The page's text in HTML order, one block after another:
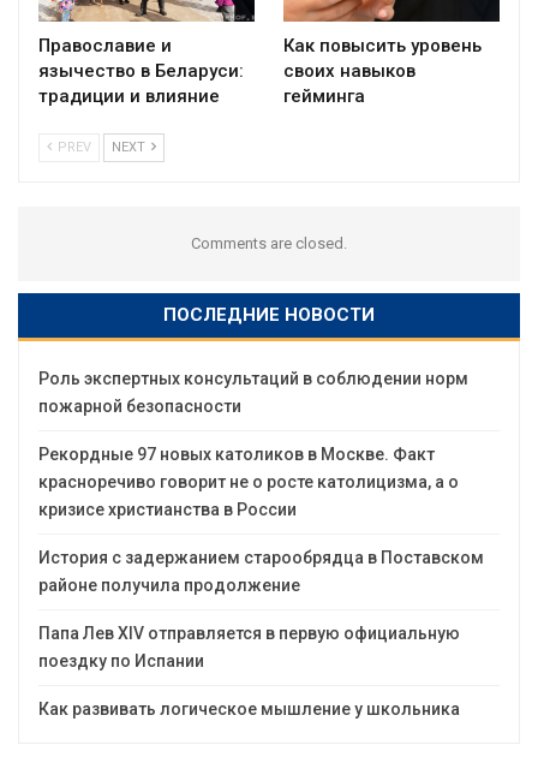
Православие и
язычество в Беларуси:
традиции и влияние
Как повысить уровень
своих навыков
гейминга
PREV NEXT
Comments are closed.
ПОСЛЕДНИЕ НОВОСТИ
Роль экспертных консультаций в соблюдении норм
пожарной безопасности
Рекордные 97 новых католиков в Москве. Факт
красноречиво говорит не о росте католицизма, а о
кризисе христианства в России
История с задержанием старообрядца в Поставском
районе получила продолжение
Папа Лев XIV отправляется в первую официальную
поездку по Испании
Как развивать логическое мышление у школьника